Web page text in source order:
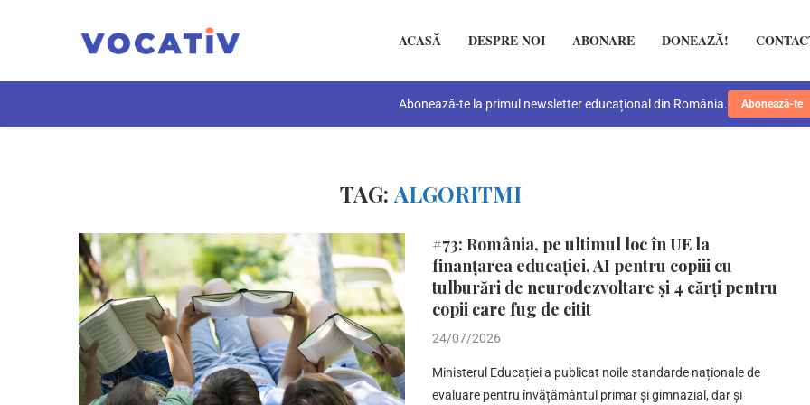
ACASĂ DESPRE NOI ABONARE DONEAZĂ!
Abonează-te la primul newsletter educațional din România. Abonează-te
TAG:ALGORITMI
#73: România, pe ultimul loc în UE la
finanțarea educației, AI pentru copiii cu
tulburări de neurodezvoltare și 4 cărți pentru
copii care fug de citit
24/07/2026
Ministerul Educației a publicat noile standarde naționale de
evaluare pentru învățământul primar și gimnazial, dar și